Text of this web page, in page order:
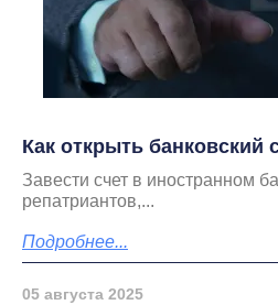
Как открыть банковский
Завести счет в иностранном
репатриантов,...
Подробнее...
05 августа 2025